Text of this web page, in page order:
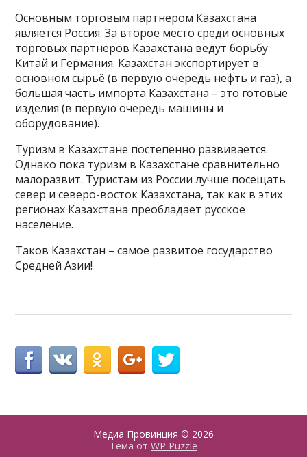
Основным торговым партнёром Казахстана
является Россия. За второе место среди основных
торговых партнёров Казахстана ведут борьбу
Китай и Германия. Казахстан экспортирует в
основном сырьё (в первую очередь нефть и газ), а
большая часть импорта Казахстана – это готовые
изделия (в первую очередь машины и
оборудование).
Туризм в Казахстане постепенно развивается.
Однако пока туризм в Казахстане сравнительно
малоразвит. Туристам из России лучше посещать
север и северо-восток Казахстана, так как в этих
регионах Казахстана преобладает русское
население.
Таков Казахстан – самое развитое государство
Средней Азии!
Медиа Провинция © 2026
Тема от WP Puzzle